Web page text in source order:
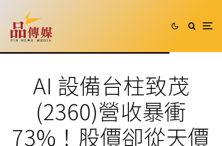
AI 設備台柱致茂
(2360)營收暴衝
73%！股價卻從天價